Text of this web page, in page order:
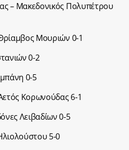
– Μακεδονικός Πολυπέτρου
Μουριών 0-1
0-2
0-5
Κορωνούδας 6-1
Λειβαδίων 0-5
5-0